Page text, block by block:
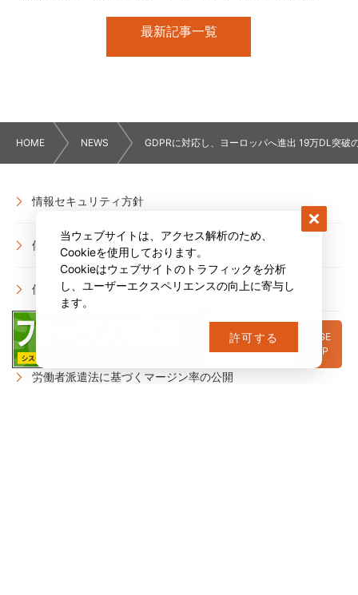
最新記事一覧
HOME NEWS GDPRに対応し、ヨーロッパへ進出 19万DL突破
情報セキュリティ方針
個人情報保護方針
個人情報の取り扱いについて
ソーシャルメディアポリシー
労働者派遣法に基づくマージン率の公開
当ウェブサイトは、アクセス解析のため、
Cookieを使用しております。
Cookieはウェブサイトのトラフィックを分析
し、ユーザーエクスペリエンスの向上に寄与し
ます。
許可する
PAGE
TOP